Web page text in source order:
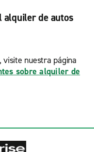
alquiler de autos
visite nuestra página
sobre alquiler de